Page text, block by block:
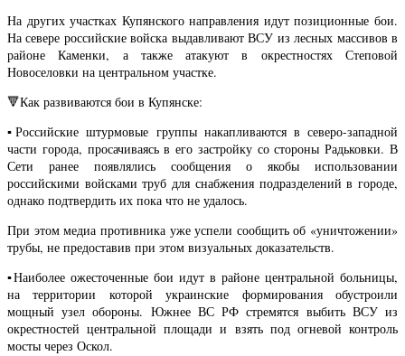
На других участках Купянского направления идут позиционные бои.
На севере российские войска выдавливают ВСУ из лесных массивов в
районе Каменки, а также атакуют в окрестностях Степовой
Новоселовки на центральном участке.
🔻Как развиваются бои в Купянске:
▪️Российские штурмовые группы накапливаются в северо-западной
части города, просачиваясь в его застройку со стороны Радьковки. В
Сети ранее появлялись сообщения о якобы использовании
российскими войсками труб для снабжения подразделений в городе,
однако подтвердить их пока что не удалось.
При этом медиа противника уже успели сообщить об «уничтожении»
трубы, не предоставив при этом визуальных доказательств.
▪️Наиболее ожесточенные бои идут в районе центральной больницы,
на территории которой украинские формирования обустроили
мощный узел обороны. Южнее ВС РФ стремятся выбить ВСУ из
окрестностей центральной площади и взять под огневой контроль
мосты через Оскол.